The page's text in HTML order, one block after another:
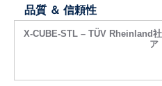
品質 ＆ 信頼性
X-CUBE-STL – TÜV Rheinland
ア